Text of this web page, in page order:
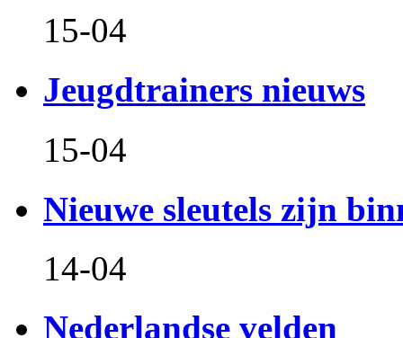
15-04
Jeugdtrainers nieuws
15-04
Nieuwe sleutels zijn
14-04
Nederlandse velden